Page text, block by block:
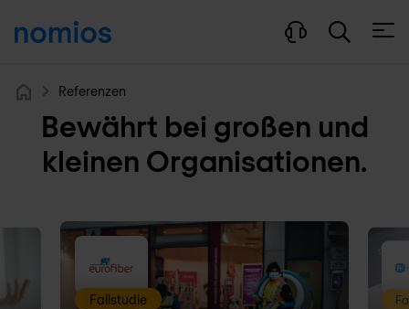
Referenzen
Bewährt bei großen und
kleinen Organisationen.
Fallstudie